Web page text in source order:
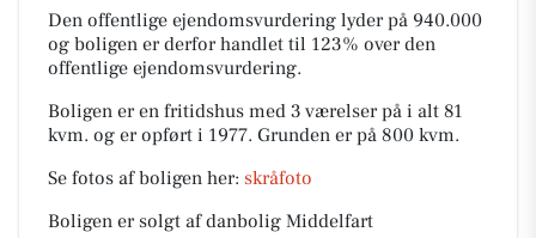
Den offentlige ejendomsvurdering lyder på 940.000
og boligen er derfor handlet til 123% over den
offentlige ejendomsvurdering.
Boligen er en fritidshus med 3 værelser på i alt 81
kvm. og er opført i 1977. Grunden er på 800 kvm.
Se fotos af boligen her: skråfoto
Boligen er solgt af danbolig Middelfart